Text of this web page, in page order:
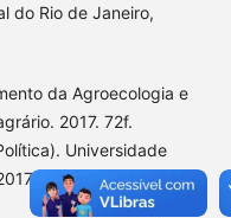
do Rio de Janeiro,
da Agroecologia e
2017. 72f.
Universidade